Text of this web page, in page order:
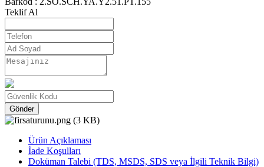
Teklif Al
Gönder
Ürün Açıklaması
İade Koşulları
Doküman Talebi (TDS, MSDS, SDS veya İlgili Teknik Bilgi)